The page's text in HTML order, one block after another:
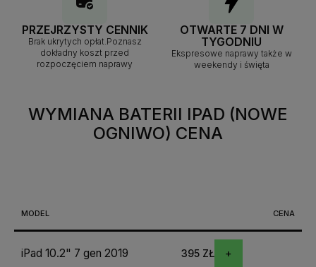
PRZEJRZYSTY CENNIK
Brak ukrytych opłat.Poznasz
dokładny koszt przed
rozpoczęciem naprawy
OTWARTE 7 DNI W
TYGODNIU
Ekspresowe naprawy także w
weekendy i święta
WYMIANA BATERII IPAD (NOWE
OGNIWO) CENA
MODEL CENA
iPad 10.2" 7 gen 2019 395 ZŁ